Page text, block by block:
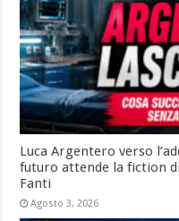
Luca Argentero verso
futuro attende la fiction
Fanti
Agosto 3, 2026